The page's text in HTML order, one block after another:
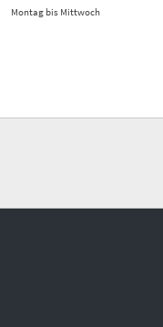
Montag bis Mittwoch